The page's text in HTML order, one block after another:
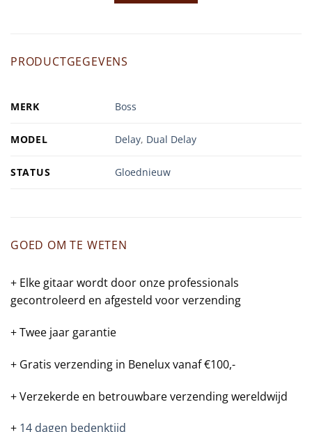
PRODUCTGEGEVENS
MERK Boss
MODEL Delay, Dual Delay
STATUS Gloednieuw
GOED OM TE WETEN
+ Elke gitaar wordt door onze professionals
gecontroleerd en afgesteld voor verzending
+ Twee jaar garantie
+ Gratis verzending in Benelux vanaf €100,-
+ Verzekerde en betrouwbare verzending wereldwijd
+ 14 dagen bedenktijd